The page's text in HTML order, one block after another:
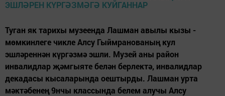
Туган як тарихы музеенда Лашман авылы кызы -
мөмкинлеге чикле Алсу Гыймранованың кул
эшләреннән күргәзмә эшли. Музей аны район
инвалидлар җәмгыяте белән берлектә, инвалидлар
декадасы кысаларында оештырды. Лашман урта
мәктәбенең 9нчы классында белем алучы Алсу